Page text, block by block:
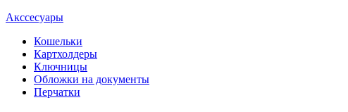
Акссесуары
Кошельки
Картхолдеры
Ключницы
Обложки на документы
Перчатки